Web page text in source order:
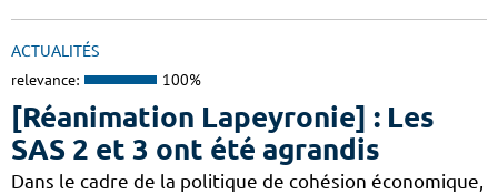
ACTUALITÉS
relevance: 100%
[Réanimation Lapeyronie] : Les
SAS 2 et 3 ont été agrandis
Dans le cadre de la politique de cohésion économique,